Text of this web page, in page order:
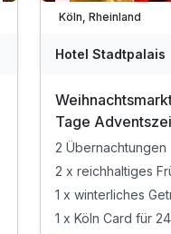
Ausstattung
Familienzimmer A
2 Erwachsene und 2
Wieder frei ab
Köln, Rheinland
Hotel Stadtpalais
Tage
2 Übernachtungen
2 x reichhaltiges
1 x winterliches
1 x Köln Card für